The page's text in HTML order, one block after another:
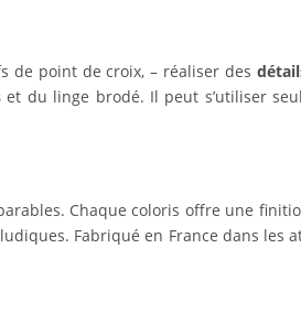
de point de croix, – réaliser des
et du linge brodé. Il peut s’utiliser
Chaque coloris offre une
Fabriqué en France dans les